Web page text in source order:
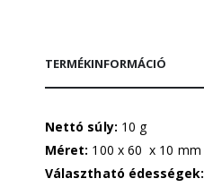
TERMÉKINFORMÁCIÓ
Nettó súly: 10 g
Méret: 100 x 60 x 10 mm
Választható édességek: